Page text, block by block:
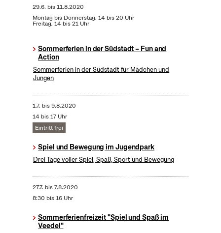
29.6. bis11.8.2020
Montag bis Donnerstag, 14 bis 20 Uhr
Freitag, 14 bis 21 Uhr
Sommerferien in der Südstadt – Fun and
Action
Sommerferien in der Südstadt für Mädchen und
Jungen
1.7. bis9.8.2020
14 bis 17 Uhr
Eintritt frei
Spiel und Bewegung im Jugendpark
Drei Tage voller Spiel, Spaß, Sport und Bewegung
27.7. bis7.8.2020
8:30 bis 16 Uhr
Sommerferienfreizeit "Spiel und Spaß im
Veedel"